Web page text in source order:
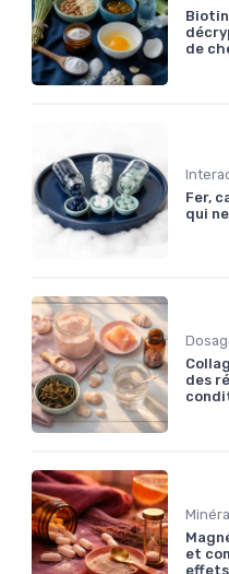
de
Fer,
qui
des
et
effets